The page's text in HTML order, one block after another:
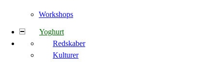
Workshops
Yoghurt
Redskaber
Kulturer